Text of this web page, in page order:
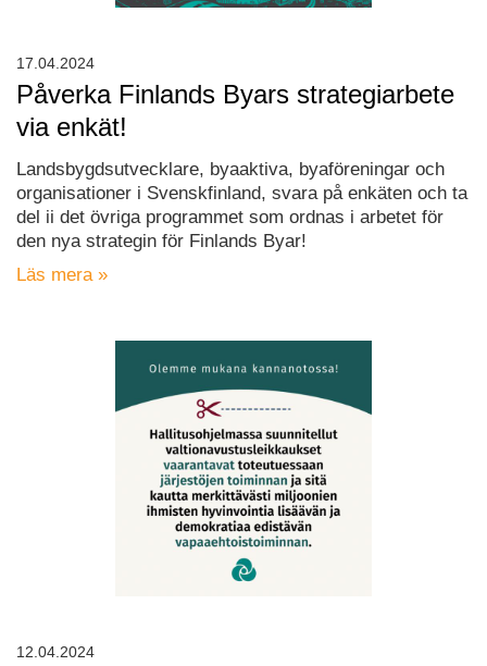
Påverka Finlands Byars strategiarbete
via enkät!
Landsbygdsutvecklare, byaaktiva, byaföreningar och
organisationer i Svenskfinland, svara på enkäten och ta
del ii det övriga programmet som ordnas i arbetet för
den nya strategin för Finlands Byar!
Läs mera »
17.04.2024
12.04.2024